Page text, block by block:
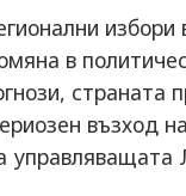
в
възход
управляващата